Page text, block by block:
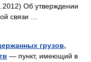
Об утверждении
связи …
грузов,
— пункт, имеющий в